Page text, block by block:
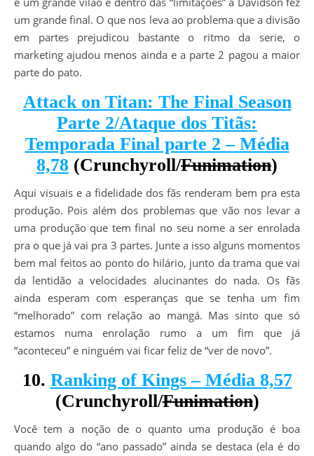
um grande final. O que nos leva ao problema que a divisão
em partes prejudicou bastante o ritmo da serie, o
marketing ajudou menos ainda e a parte 2 pagou a maior
parte do pato.
Attack on Titan: The Final Season
Parte 2/Ataque dos Titãs:
Temporada Final parte 2 – Média
8,78 (Crunchyroll/Funimation)
Aqui visuais e a fidelidade dos fãs renderam bem pra esta
produção. Pois além dos problemas que vão nos levar a
uma produção que tem final no seu nome a ser enrolada
pra o que já vai pra 3 partes. Junte a isso alguns momentos
bem mal feitos ao ponto do hilário, junto da trama que vai
da lentidão a velocidades alucinantes do nada. Os fãs
ainda esperam com esperanças que se tenha um fim
“melhorado” com relação ao mangá. Mas sinto que só
estamos numa enrolação rumo a um fim que já
“aconteceu” e ninguém vai ficar feliz de “ver de novo”.
10. Ranking of Kings – Média 8,57
(Crunchyroll/Funimation)
Você tem a noção de o quanto uma produção é boa
quando algo do “ano passado” ainda se destaca (ela é do